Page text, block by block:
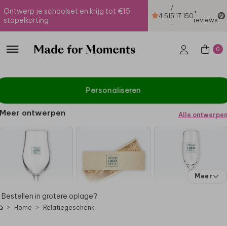
Ontwerp je schoolset en krijg tot €15
stapelkorting
4.51
/
5
-
17.150+
reviews
0
Personaliseren
Meer ontwerpen Alle ontwerpen
Meer
Home Relatiegeschenk
Bestellen in grotere oplage?